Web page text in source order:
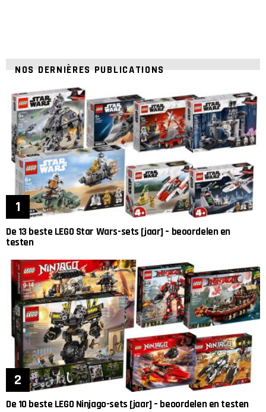
NOS DERNIÈRES PUBLICATIONS
De 13 beste LEGO Star Wars-sets [jaar] – beoordelen en
testen
De 10 beste LEGO Ninjago-sets [jaar] – beoordelen en testen